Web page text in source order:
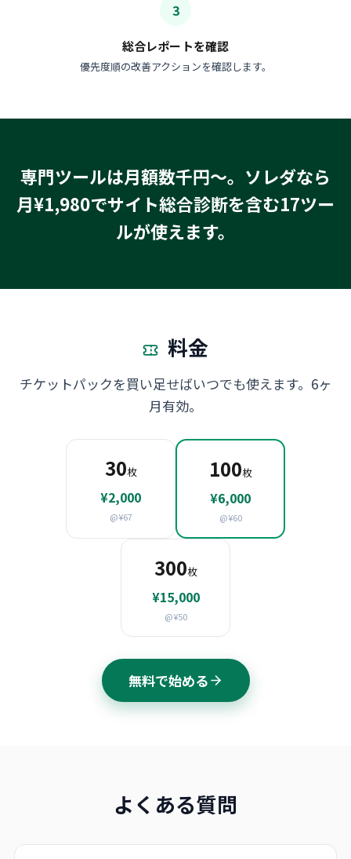
3
総合レポートを確認
優先度順の改善アクションを確認します。
専門ツールは月額数千円〜。ソレダなら
月¥1,980でサイト総合診断を含む17ツー
ルが使えます。
料金
チケットパックを買い足せばいつでも使えます。6ヶ
月有効。
30枚
¥2,000
@¥67
100枚
¥6,000
@¥60
300枚
¥15,000
@¥50
無料で始める
よくある質問